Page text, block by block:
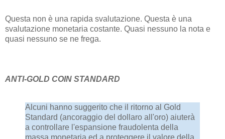
Questa non è una rapida svalutazione. Questa è una
svalutazione monetaria costante. Quasi nessuno la nota e
quasi nessuno se ne frega.
ANTI-GOLD COIN STANDARD
Alcuni hanno suggerito che il ritorno al Gold
Standard (ancoraggio del dollaro all'oro) aiuterà
a controllare l'espansione fraudolenta della